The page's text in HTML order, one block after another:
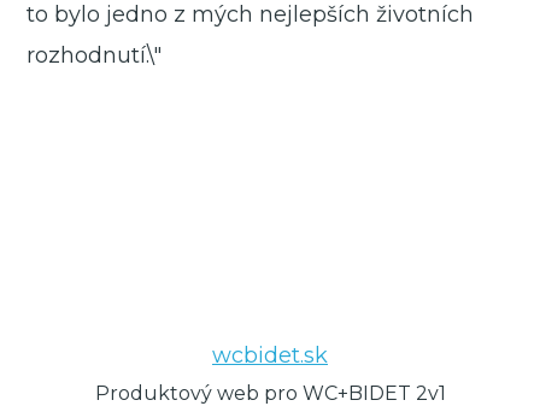
to bylo jedno z mých nejlepších životních
rozhodnutí.\"
wcbidet.sk
Produktový web pro WC+BIDET 2v1